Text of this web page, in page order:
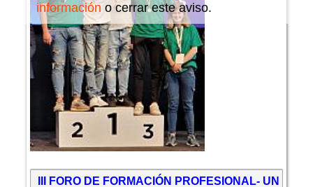
III FORO DE FORMACIÓN PROFESIONAL- UN
información o cerrar este aviso.